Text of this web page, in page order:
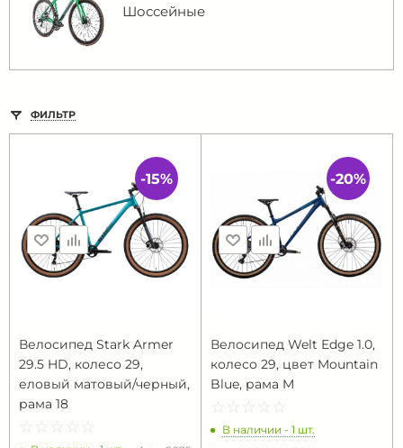
Шоссейные
ФИЛЬТР
Велосипед Stark Armer
29.5 HD, колесо 29,
еловый матовый/черный,
рама 18
☆ ☆ ☆ ☆ ☆
★ ★ ★ ★ ★
-15%
Велосипед Welt Edge 1.0,
колесо 29, цвет Mountain
Blue, рама M
☆ ☆ ☆ ☆ ☆
★ ★ ★ ★ ★
В наличии - 1 шт.
-20%